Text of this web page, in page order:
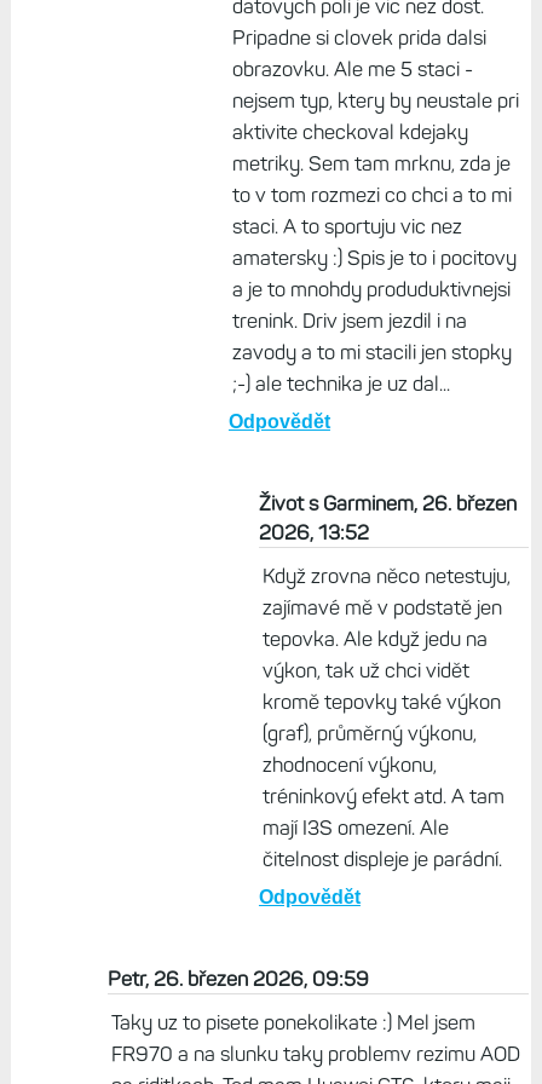
datovych poli je vic nez dost.
Pripadne si clovek prida dalsi
obrazovku. Ale me 5 staci -
nejsem typ, ktery by neustale pri
aktivite checkoval kdejaky
metriky. Sem tam mrknu, zda je
to v tom rozmezi co chci a to mi
staci. A to sportuju vic nez
amatersky :) Spis je to i pocitovy
a je to mnohdy produduktivnejsi
trenink. Driv jsem jezdil i na
zavody a to mi stacili jen stopky
;-) ale technika je uz dal...
Odpovědět
Život s Garminem, 26. březen
2026, 13:52
Když zrovna něco netestuju,
zajímavé mě v podstatě jen
tepovka. Ale když jedu na
výkon, tak už chci vidět
kromě tepovky také výkon
(graf), průměrný výkonu,
zhodnocení výkonu,
tréninkový efekt atd. A tam
mají I3S omezení. Ale
čitelnost displeje je parádní.
Odpovědět
Petr, 26. březen 2026, 09:59
Taky uz to pisete ponekolikate :) Mel jsem
FR970 a na slunku taky problemv rezimu AOD